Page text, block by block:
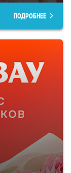
ПОДРОБНЕЕ